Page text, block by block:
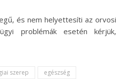
és nem helyettesíti az orvosi
problémák esetén kérjük,
szerep
egészség